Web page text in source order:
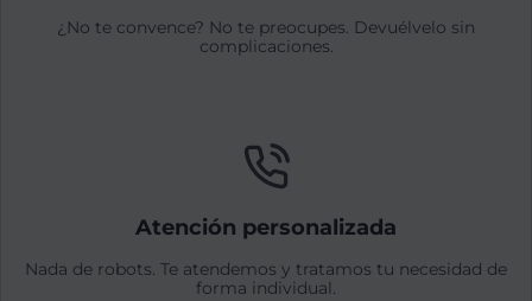
¿No te convence? No te preocupes. Devuélvelo sin
complicaciones.
Atención personalizada
Nada de robots. Te atendemos y tratamos tu necesidad de
forma individual.